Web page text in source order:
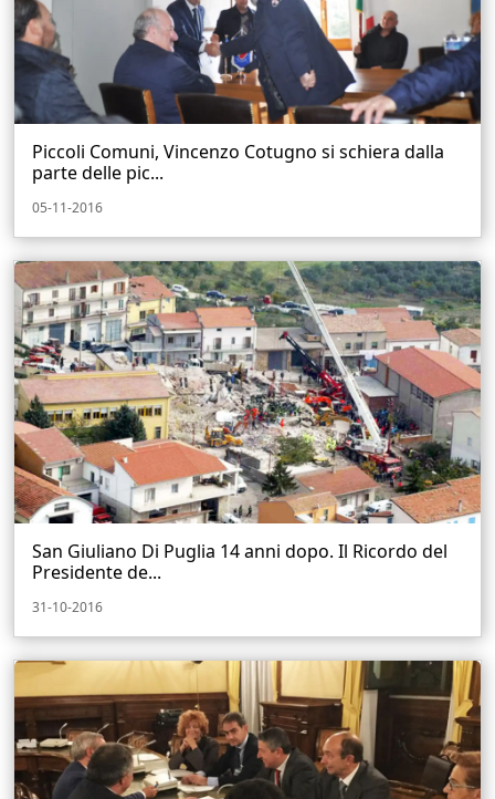
Piccoli Comuni, Vincenzo Cotugno si schiera dalla
parte delle pic...
05-11-2016
San Giuliano Di Puglia 14 anni dopo. Il Ricordo del
Presidente de...
31-10-2016